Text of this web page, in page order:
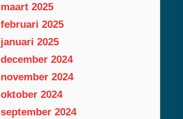
maart 2025
februari 2025
januari 2025
december 2024
november 2024
oktober 2024
september 2024